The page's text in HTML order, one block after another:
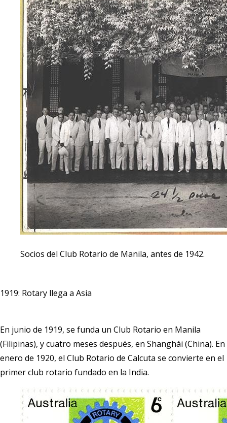
Socios del Club Rotario de Manila, antes de 1942.
1919: Rotary llega a Asia
En junio de 1919, se funda un Club Rotario en Manila
(Filipinas), y cuatro meses después, en Shanghái (China). En
enero de 1920, el Club Rotario de Calcuta se convierte en el
primer club rotario fundado en la India.